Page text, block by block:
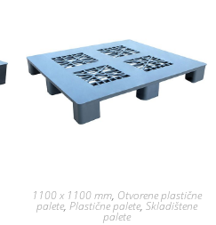
1100 x 1100 mm, Otvorene plastične
palete, Plastične palete, Skladištene
palete